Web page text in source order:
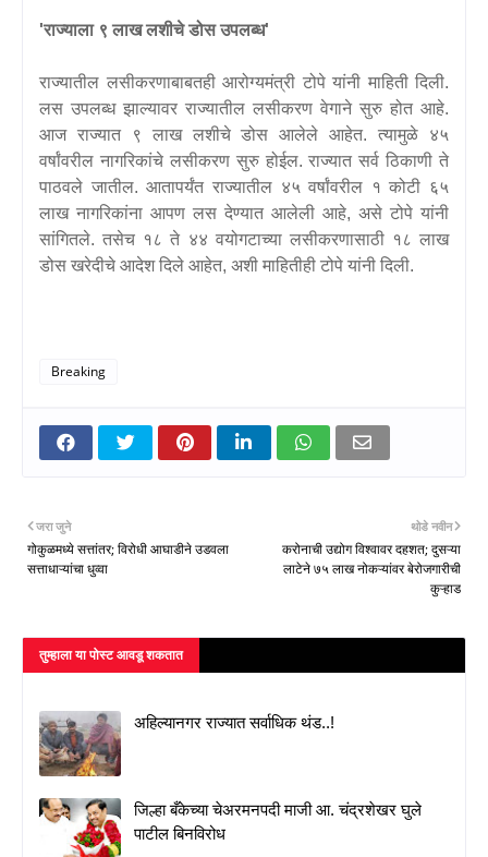
'राज्याला ९ लाख लशीचे डोस उपलब्ध'
राज्यातील लसीकरणाबाबतही आरोग्यमंत्री टोपे यांनी माहिती दिली.
लस उपलब्ध झाल्यावर राज्यातील लसीकरण वेगाने सुरु होत आहे.
आज राज्यात ९ लाख लशीचे डोस आलेले आहेत. त्यामुळे ४५
वर्षांवरील नागरिकांचे लसीकरण सुरु होईल. राज्यात सर्व ठिकाणी ते
पाठवले जातील. आतापर्यंत राज्यातील ४५ वर्षांवरील १ कोटी ६५
लाख नागरिकांना आपण लस देण्यात आलेली आहे, असे टोपे यांनी
सांगितले. तसेच १८ ते ४४ वयोगटाच्या लसीकरणासाठी १८ लाख
डोस खरेदीचे आदेश दिले आहेत, अशी माहितीही टोपे यांनी दिली.
Breaking
थोडे नवीन
करोनाची उद्योग विश्वावर दहशत; दुसऱ्या
लाटेने ७५ लाख नोकऱ्यांवर बेरोजगारीची
कुऱ्हाड
जरा जुने
गोकुळमध्ये सत्तांतर; विरोधी आघाडीने उडवला
सत्ताधाऱ्यांचा धुव्वा
तुम्‍हाला या पोस्‍ट आवडू शकतात
अहिल्यानगर राज्यात सर्वाधिक थंड..!
जिल्हा बँकेच्या चेअरमनपदी माजी आ. चंद्रशेखर घुले
पाटील बिनविरोध